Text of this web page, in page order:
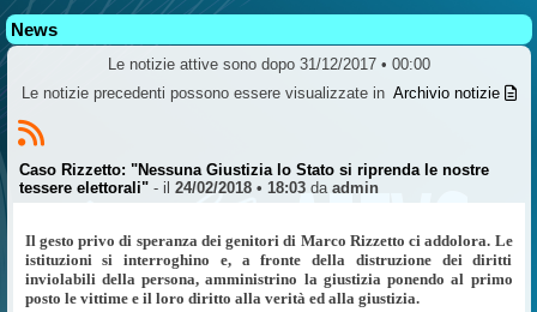
News
Le notizie attive sono dopo 31/12/2017 • 00:00
Le notizie precedenti possono essere visualizzate in Archivio notizie
Caso Rizzetto: "Nessuna Giustizia lo Stato si riprenda le nostre
tessere elettorali" - il 24/02/2018 • 18:03da admin
Il gesto privo di speranza dei genitori di Marco Rizzetto ci addolora. Le
istituzioni si interroghino e, a fronte della distruzione dei diritti
inviolabili della persona, amministrino la giustizia ponendo al primo
posto le vittime e il loro diritto alla verità ed alla giustizia.